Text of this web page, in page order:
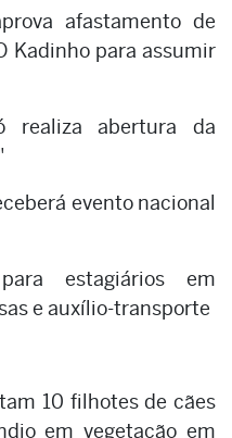
afastamento de
Kadinho para assumir
realiza abertura da
evento nacional
estagiários em
e auxílio-transporte
10 filhotes de cães
em vegetação em